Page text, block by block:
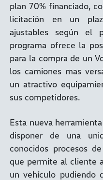
plan 70% financiado,
licitación en un
ajustables según el
programa ofrece la
para la compra de un
los camiones mas
un atractivo
sus competidores.
Esta nueva
disponer de una
conocidos procesos
que permite al cliente
un vehículo pudiendo